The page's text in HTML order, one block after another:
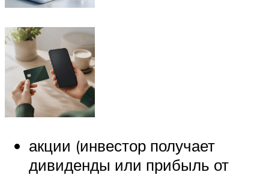
акции (инвестор получает
дивиденды или прибыль от